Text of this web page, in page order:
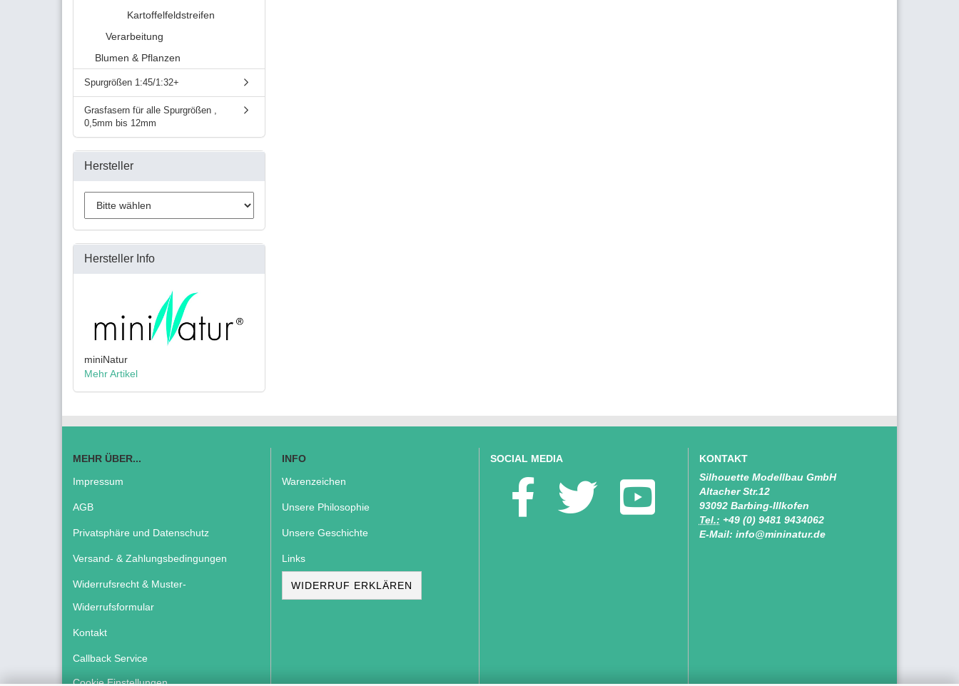
Kartoffelfeldstreifen
Verarbeitung
Blumen & Pflanzen
Spurgrößen 1:45/1:32+
Grasfasern für alle Spurgrößen ,
0,5mm bis 12mm
Hersteller
Hersteller Info
miniNatur
Mehr Artikel
MEHR ÜBER...
Impressum
AGB
Privatsphäre und Datenschutz
Versand- & Zahlungsbedingungen
Widerrufsrecht & Muster-
Widerrufsformular
Kontakt
Callback Service
Cookie Einstellungen
INFO
Warenzeichen
Unsere Philosophie
Unsere Geschichte
Links
WIDERRUF ERKLÄREN
SOCIAL MEDIA
KONTAKT
Silhouette Modellbau GmbH
Altacher Str.12
93092 Barbing-Illkofen
Tel.: +49 (0) 9481 9434062
E-Mail: info@mininatur.de